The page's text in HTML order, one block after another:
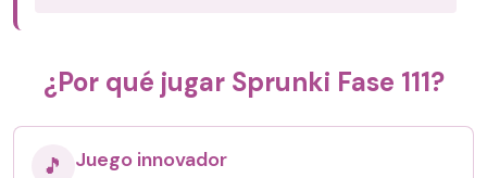
¿Por qué jugar Sprunki Fase 111?
🎵 Juego innovador